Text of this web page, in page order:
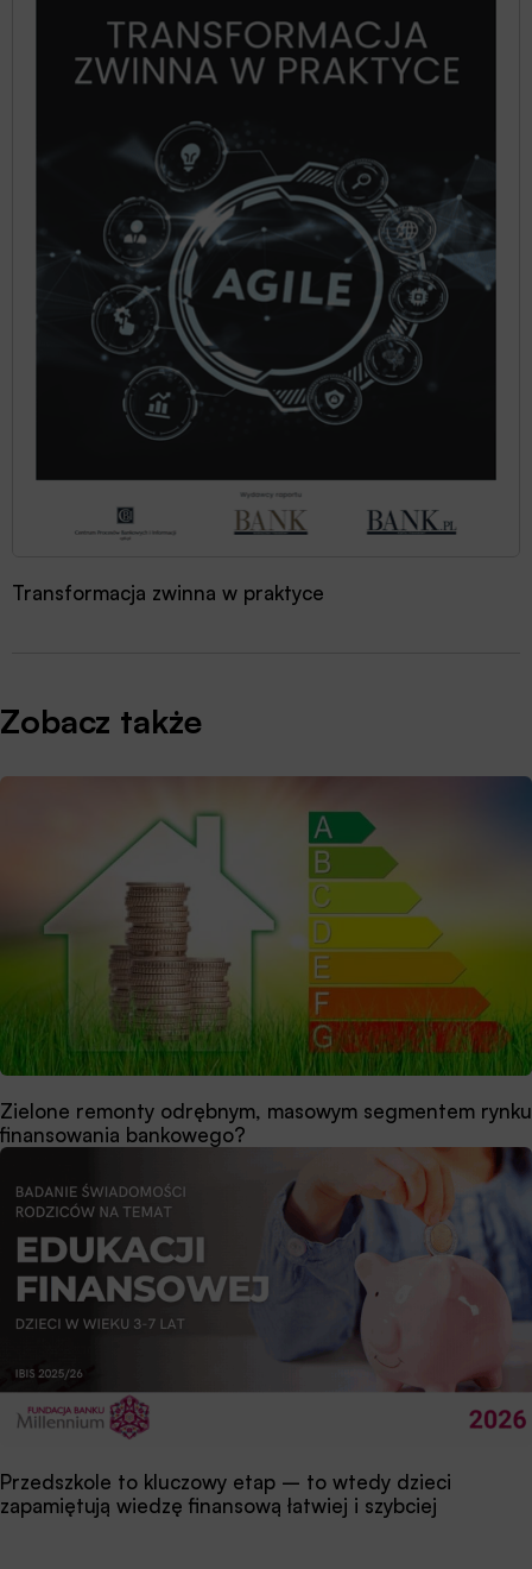
Transformacja zwinna w praktyce
Zobacz także
Zielone remonty odrębnym, masowym segmentem rynku
finansowania bankowego?
Przedszkole to kluczowy etap – to wtedy dzieci
zapamiętują wiedzę finansową łatwiej i szybciej